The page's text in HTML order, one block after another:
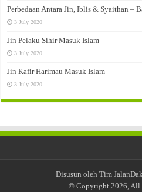
Perbedaan Antara Jin, Iblis & Syaithan –
3 July 2020
Jin Pelaku Sihir Masuk Islam
3 July 2020
Jin Kafir Harimau Masuk Islam
3 July 2020
Disusun oleh Tim
© Copyright 2026, All